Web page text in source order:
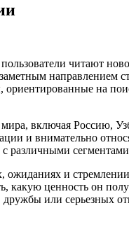
читают
направлением
ориентированные на
включая Россию,
и внимательно
различными
ожиданиях и
какую ценность он
дружбы или серьезных